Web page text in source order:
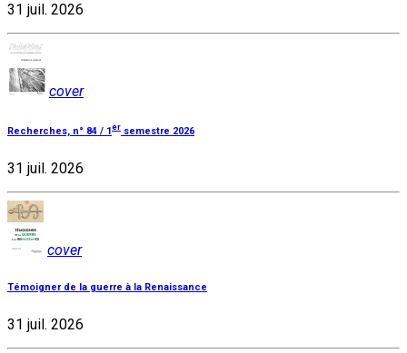
31 juil. 2026
cover
Recherches, n° 84 / 1er semestre 2026
31 juil. 2026
cover
Témoigner de la guerre à la Renaissance
31 juil. 2026